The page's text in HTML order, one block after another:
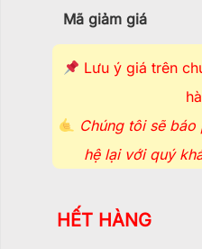
Mã giảm giá
Lưu ý giá trên
Chúng tôi sẽ
hệ lại với quý
HẾT HÀNG